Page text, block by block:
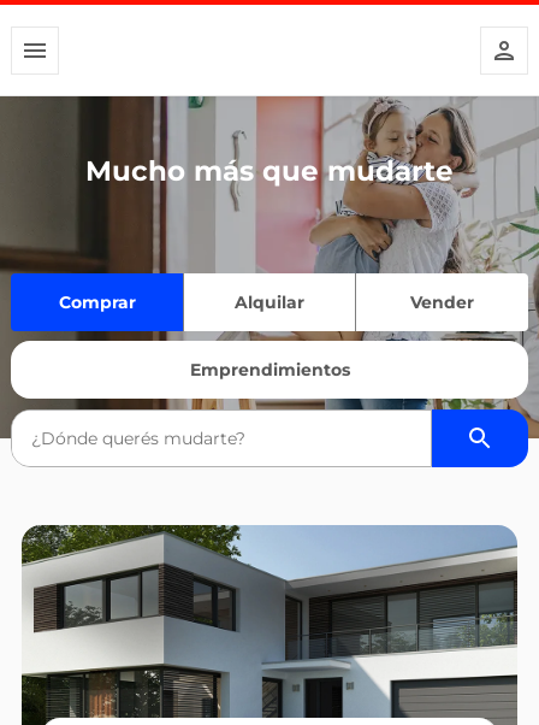
Mucho más que mudarte
Comprar Alquilar Vender
Emprendimientos